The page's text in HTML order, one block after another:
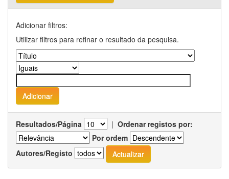
Adicionar filtros:
Utilizar filtros para refinar o resultado da pesquisa.
Resultados/Página | Ordenar registos por:
Por ordem
Autores/Registo